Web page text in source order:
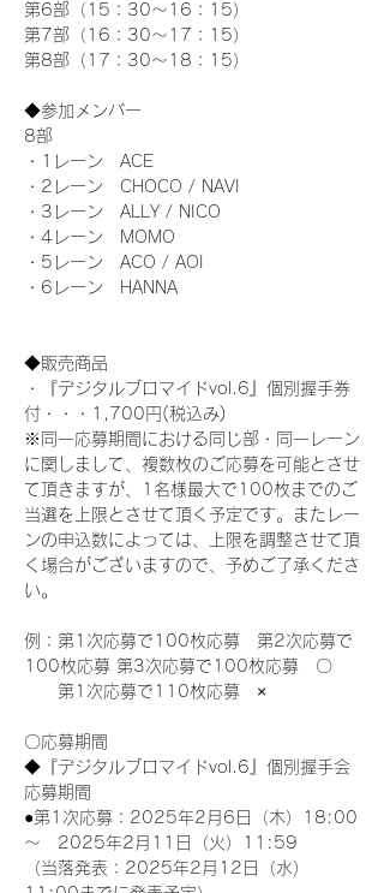
第6部（15：30～16：15）
第7部（16：30～17：15）
第8部（17：30～18：15）
◆参加メンバー
8部
・1レーン　ACE
・2レーン　CHOCO / NAVI
・3レーン　ALLY / NICO
・4レーン　MOMO
・5レーン　ACO / AOI
・6レーン　HANNA
◆販売商品
・『デジタルブロマイドvol.6』個別握手券
付・・・1,700円(税込み)
※同一応募期間における同じ部・同一レーン
に関しまして、複数枚のご応募を可能とさせ
て頂きますが、1名様最大で100枚までのご
当選を上限とさせて頂く予定です。またレー
ンの申込数によっては、上限を調整させて頂
く場合がございますので、予めご了承くださ
い。
例：第1次応募で100枚応募　第2次応募で
100枚応募 第3次応募で100枚応募　〇
第1次応募で110枚応募　×
〇応募期間
◆『デジタルブロマイドvol.6』個別握手会
応募期間
●第1次応募：2025年2月6日（木）18:00
～　2025年2月11日（火）11:59
（当落発表：2025年2月12日（水）